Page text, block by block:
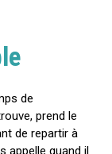
de
prend le
de repartir à
appelle quand il